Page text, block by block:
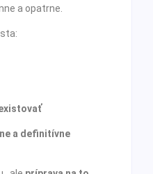
a opatrne.
a definitívne